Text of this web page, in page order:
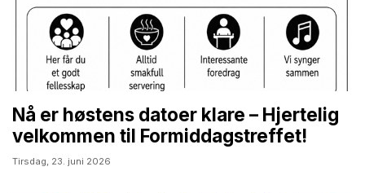
Nå er høstens datoer klare – Hjertelig
velkommen til Formiddagstreffet!
Tirsdag, 23. juni 2026